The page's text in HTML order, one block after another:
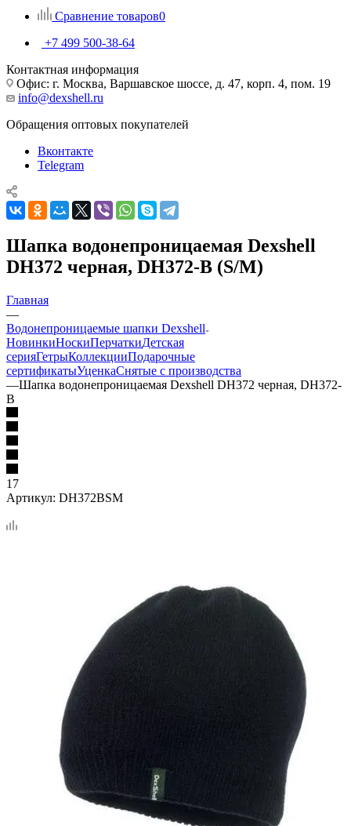
Сравнение товаров0
+7 499 500-38-64
Контактная информация
Офис: г. Москва, Варшавское шоссе, д. 47, корп. 4, пом. 19
info@dexshell.ru
Обращения оптовых покупателей
Вконтакте
Telegram
Шапка водонепроницаемая Dexshell
DH372 черная, DH372-B (S/M)
Главная
—
Водонепроницаемые шапки Dexshell
НовинкиНоскиПерчаткиДетская
серияГетрыКоллекцииПодарочные
сертификатыУценкаСнятые с производства
—Шапка водонепроницаемая Dexshell DH372 черная, DH372-
B
17
Артикул: DH372BSM